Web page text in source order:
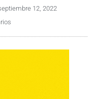
12, 2022